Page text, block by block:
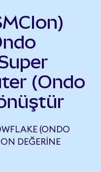
(Ondo
(ONDO
DEĞERINE